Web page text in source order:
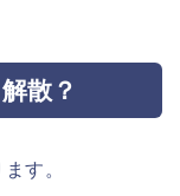
散？
す。